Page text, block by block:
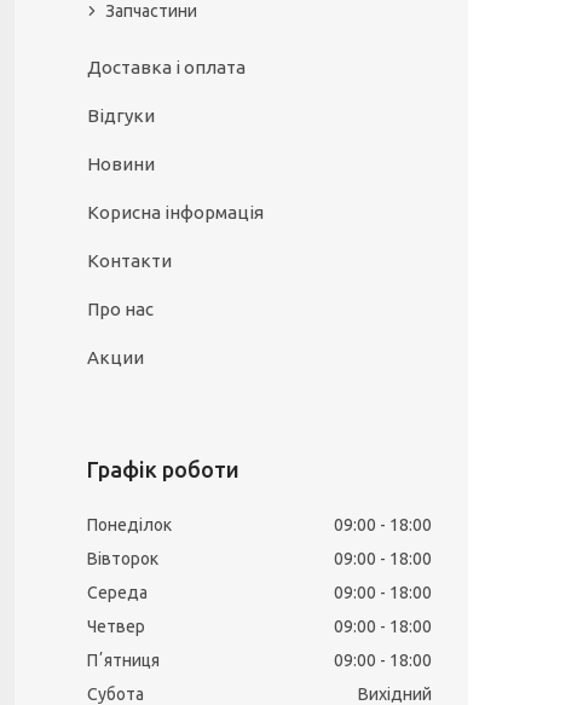
Запчастини
Доставка і оплата
Відгуки
Новини
Корисна інформація
Контакти
Про нас
Акции
Графік роботи
Понеділок 09:00
18:00
Вівторок
09:00
18:00
Середа
09:00
18:00
Четвер
09:00
18:00
Пʼятниця
09:00
18:00
Субота
Вихідний